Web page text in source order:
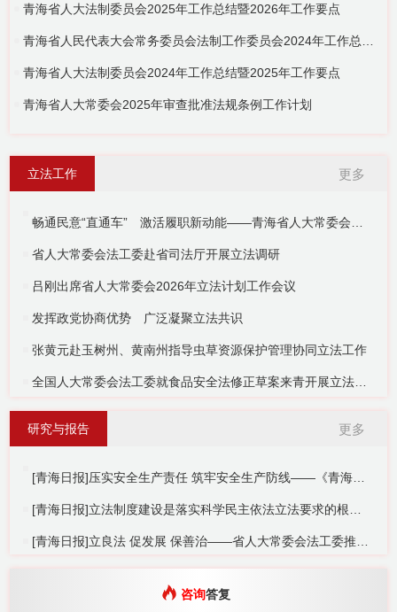
青海省人大法制委员会2025年工作总结暨2026年工作要点
青海省人民代表大会常务委员会法制工作委员会2024年工作总结暨2025年工作要点
青海省人大法制委员会2024年工作总结暨2025年工作要点
青海省人大常委会2025年审查批准法规条例工作计划
立法工作
畅通民意“直通车” 激活履职新动能——青海省人大常委会举办基层立法联系点工作人员培训班
省人大常委会法工委赴省司法厅开展立法调研
吕刚出席省人大常委会2026年立法计划工作会议
发挥政党协商优势 广泛凝聚立法共识
张黄元赴玉树州、黄南州指导虫草资源保护管理协同立法工作
全国人大常委会法工委就食品安全法修正草案来青开展立法调研
更多
研究与报告
[青海日报]压实安全生产责任 筑牢安全生产防线——《青海省安全生产条例》解读
[青海日报]立法制度建设是落实科学民主依法立法要求的根本之策
[青海日报]立良法 促发展 保善治——省人大常委会法工委推动新兴领域立法工作综述
更多
咨询答复